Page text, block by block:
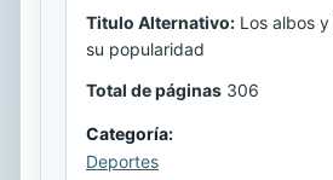
Titulo Alternativo: Los albos
su popularidad
Total de páginas 306
Categoría:
Deportes